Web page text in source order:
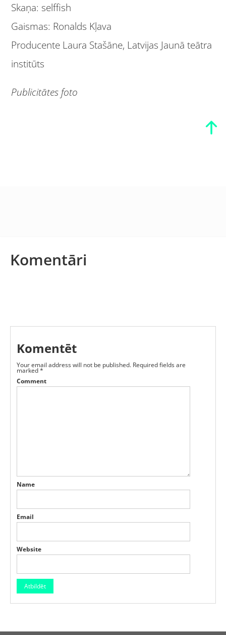
Skaņa: selffish
Gaismas: Ronalds Kļava
Producente Laura Stašāne, Latvijas Jaunā teātra
institūts
Publicitātes foto
Komentāri
Komentēt
Your email address will not be published. Required fields are
marked*
Comment
Name
Email
Website